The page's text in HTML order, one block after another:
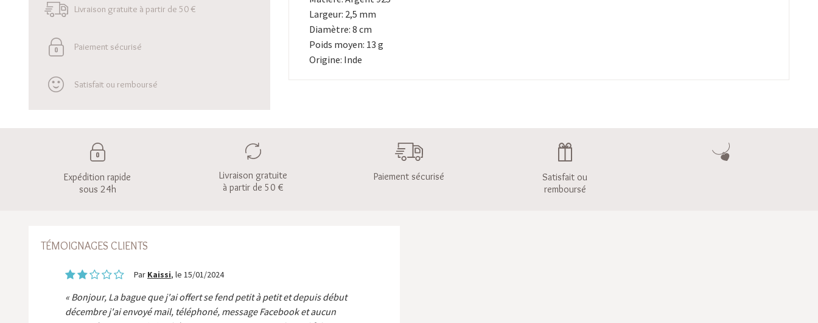
Livraison gratuite à partir de 50 €
Paiement sécurisé
Satisfait ou remboursé
Largeur: 2,5 mm
Diamètre: 8 cm
Poids moyen: 13 g
Origine: Inde
Expédition rapide
sous 24h
Livraison gratuite
à partir de 50 €
Paiement sécurisé
Satisfait ou
remboursé
TÉMOIGNAGES CLIENTS
Par Kaissi, le 15/01/2024
Bonjour, La bague que j'ai offert se fend petit à petit et depuis début
décembre j'ai envoyé mail, téléphoné, message Facebook et aucun